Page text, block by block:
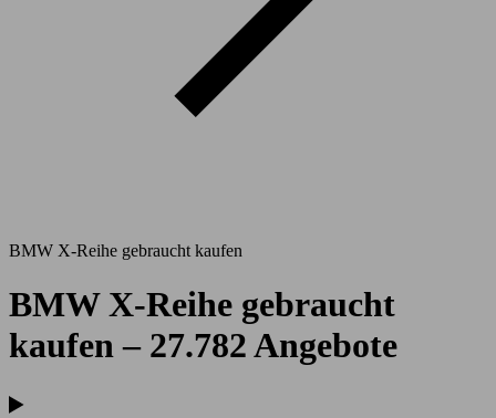
BMW X-Reihe gebraucht kaufen
BMW X-Reihe gebraucht
kaufen – 27.782 Angebote